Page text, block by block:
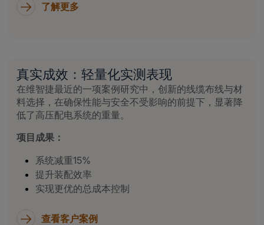
了解更多
真实成效：轻量化实测表现
在维智捷最近的一项案例研究中，创新的线缆布线与材
料选择，在确保性能与安全不受影响的前提下，显著降
低了高压配电系统的重量。
项目成果：
系统减重15%
提升装配效率
实现更优的总成本控制
查看客户案例